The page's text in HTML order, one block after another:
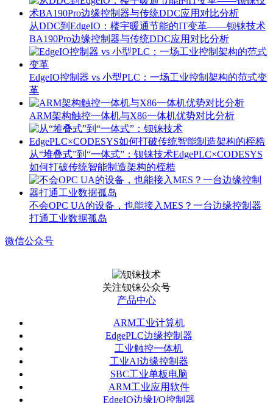
从DDC到EdgeIO：楼宇暖通节能的IT变革——钡铼技术
BA190Pro边缘控制器与传统DDC应用对比分析
EdgeIO控制器 vs 小型PLC：一场工业控制架构的范式变
革
ARM架构触控一体机与X86一体机优势对比分析
从“堆叠式”到“一体式”：钡铼技术EdgePLC×CODESYS
如何打破传统智能制造架构的桎梏
不会OPC UA的设备，也能接入MES？一台边缘控制器
打通工业数据孤岛
微信公众号
关注钡铼公众号
产品中心
ARM工业计算机
EdgePLC边缘控制器
工业触控一体机
工业AI边缘控制器
SBC工业单板电脑
ARM工业应用软件
EdgeIO边缘I/O控制器